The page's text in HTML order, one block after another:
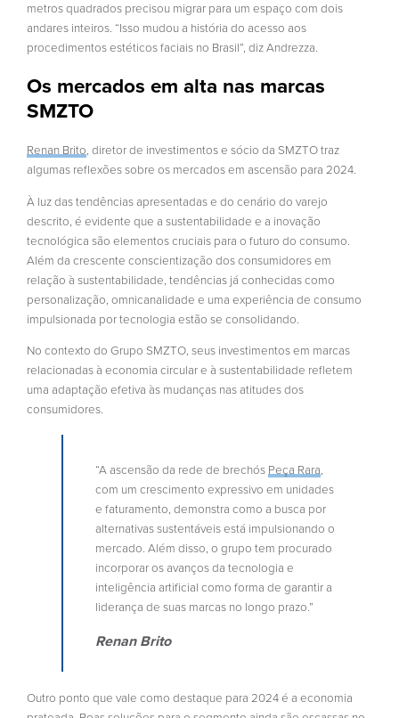
metros quadrados precisou migrar para um espaço com dois
andares inteiros. “Isso mudou a história do acesso aos
procedimentos estéticos faciais no Brasil”, diz Andrezza.
Os mercados em alta nas marcas
SMZTO
Renan Brito, diretor de investimentos e sócio da SMZTO traz
algumas reflexões sobre os mercados em ascensão para 2024.
À luz das tendências apresentadas e do cenário do varejo
descrito, é evidente que a sustentabilidade e a inovação
tecnológica são elementos cruciais para o futuro do consumo.
Além da crescente conscientização dos consumidores em
relação à sustentabilidade, tendências já conhecidas como
personalização, omnicanalidade e uma experiência de consumo
impulsionada por tecnologia estão se consolidando.
No contexto do Grupo SMZTO, seus investimentos em marcas
relacionadas à economia circular e à sustentabilidade refletem
uma adaptação efetiva às mudanças nas atitudes dos
consumidores.
“A ascensão da rede de brechós Peça Rara,
com um crescimento expressivo em unidades
e faturamento, demonstra como a busca por
alternativas sustentáveis está impulsionando o
mercado. Além disso, o grupo tem procurado
incorporar os avanços da tecnologia e
inteligência artificial como forma de garantir a
liderança de suas marcas no longo prazo.”
Renan Brito
Outro ponto que vale como destaque para 2024 é a economia